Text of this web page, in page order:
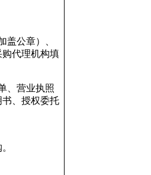
盖公章）、
代理机构填
、营业执照
书、授权委托